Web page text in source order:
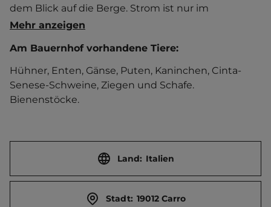
dem Blick auf die Berge. Strom ist nur im
Sanitärgebäude vorhanden.   Ortszentrum 3 km
Mehr anzeigen
Am Bauernhof vorhandene Tiere:
Hühner, Enten, Gänse, Puten, Kaninchen, Cinta-
Senese-Schweine, Ziegen und Schafe.
Bienenstöcke.
Land: Italien
Stadt: 19012 Carro